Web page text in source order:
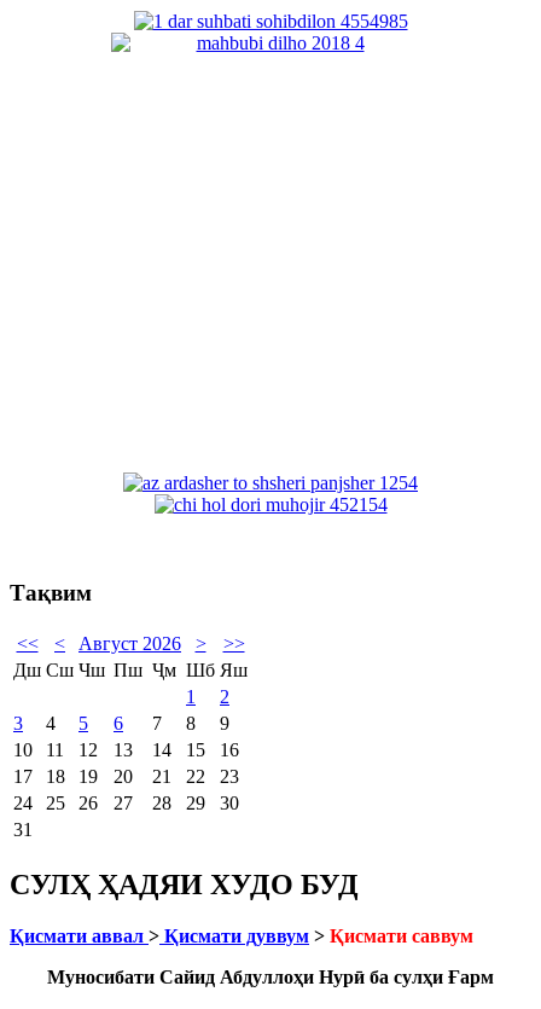
Тақвим
<< < Август 2026 >
>>
Дш Сш Чш Пш Ҷм Шб Яш
1
2
3
4 5 6 7 8
9
10
11 12 13 14 15
16
17
18 19 20 21 22
23
24
25 26 27 28 29
30
31
СУЛҲ ҲАДЯИ ХУДО БУД
Қисмати аввал > Қисмати дуввум > Қисмати саввум
Муносибати Сайид Абдуллоҳи Нурӣ ба сулҳи Ғарм